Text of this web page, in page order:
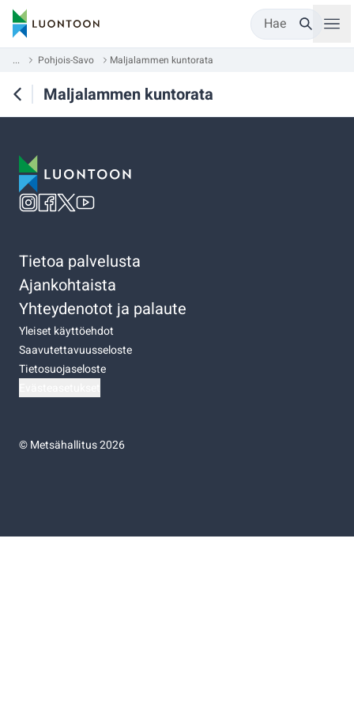
Hae
... Pohjois-Savo Maljalammen kuntorata
Maljalammen kuntorata
Tietoa palvelusta
Ajankohtaista
Yhteydenotot ja palaute
Yleiset käyttöehdot
Saavutettavuusseloste
Tietosuojaseloste
©Metsähallitus 2026